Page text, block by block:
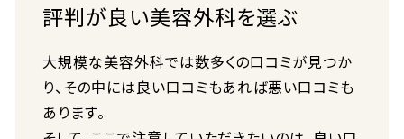
評判が良い美容外科を選ぶ
大規模な美容外科では数多くの口コミが見つか
り、その中には良い口コミもあれば悪い口コミも
あります。